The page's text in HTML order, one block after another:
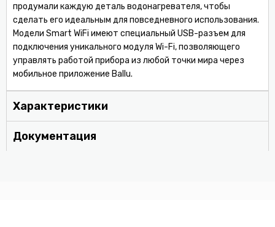
продумали каждую деталь водонагревателя, чтобы
сделать его идеальным для повседневного использования.
Модели Smart WiFi имеют специальный USB-разъем для
подключения уникального модуля Wi-Fi, позволяющего
управлять работой прибора из любой точки мира через
мобильное приложение Ballu.
Характеристики
Документация